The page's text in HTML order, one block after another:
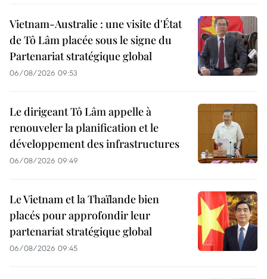
Vietnam-Australie : une visite d'État
de Tô Lâm placée sous le signe du
Partenariat stratégique global
06/08/2026 09:53
Le dirigeant Tô Lâm appelle à
renouveler la planification et le
développement des infrastructures
06/08/2026 09:49
Le Vietnam et la Thaïlande bien
placés pour approfondir leur
partenariat stratégique global
06/08/2026 09:45